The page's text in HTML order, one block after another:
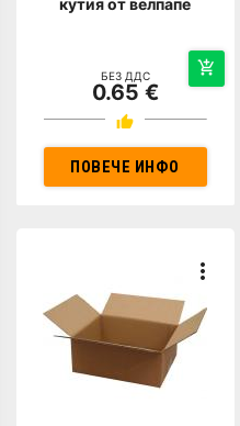
кутия от велпапе
БЕЗ ДДС
0.65 €
ПОВЕЧЕ ИНФО